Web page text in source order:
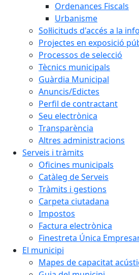
Ordenances Fiscals
Urbanisme
Sol·licituds d'accés a la
Projectes en exposició
Processos de selecció
Tècnics municipals
Guàrdia Municipal
Anuncis/Edictes
Perfil de contractant
Seu electrònica
Transparència
Altres administracions
Serveis i tràmits
Oficines municipals
Catàleg de Serveis
Tràmits i gestions
Carpeta ciutadana
Impostos
Factura electrònica
Finestreta Única
El municipi
Mapes de capacitat